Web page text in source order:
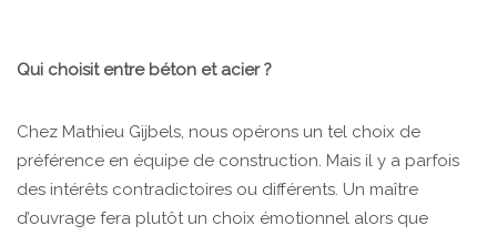
Qui choisit entre béton et acier ?
Chez Mathieu Gijbels, nous opérons un tel choix de
préférence en équipe de construction. Mais il y a parfois
des intérêts contradictoires ou différents. Un maître
d’ouvrage fera plutôt un choix émotionnel alors que